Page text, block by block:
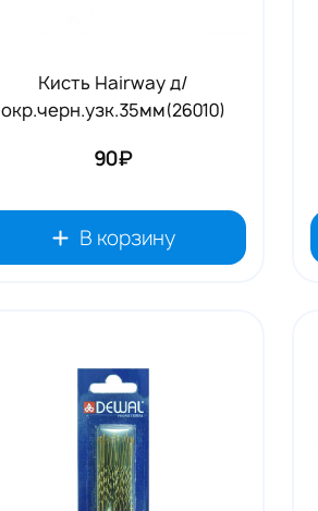
Кисть Hairway д/
окр.черн.узк.35мм(26010)
90₽
В корзину